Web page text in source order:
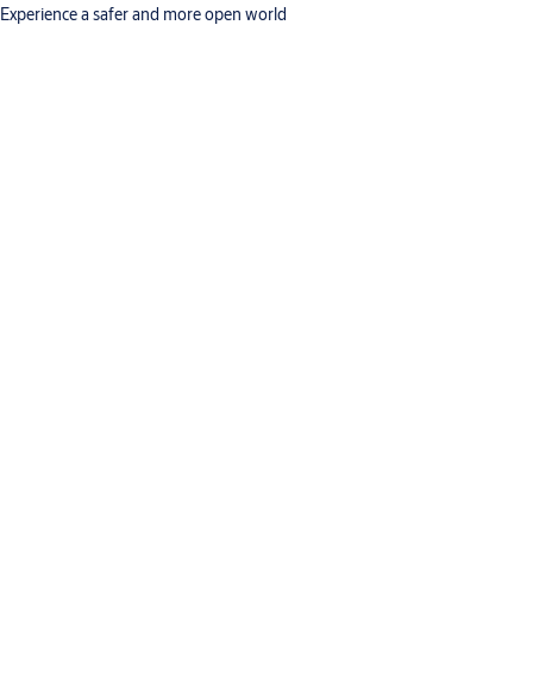
Experience a safer and more open world